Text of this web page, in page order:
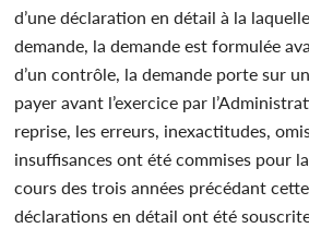
d’une déclaration en détail à la
demande, la demande est formulée
d’un contrôle, la demande porte sur
payer avant l’exercice par
reprise, les erreurs, inexactitudes,
insuffisances ont été commises pour
cours des trois années précédant
déclarations en détail ont été